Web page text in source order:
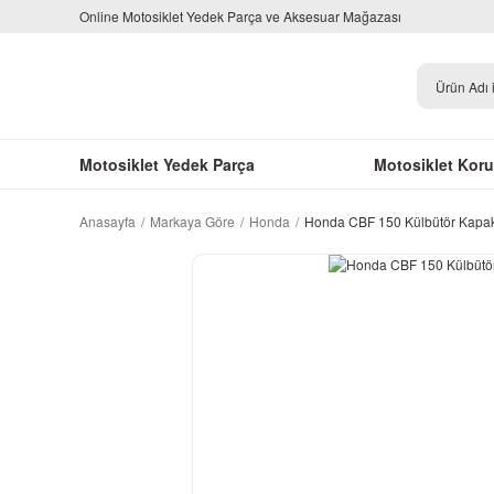
Online Motosiklet Yedek Parça ve Aksesuar Mağazası
Motosiklet Yedek Parça Motosiklet
Anasayfa Markaya Göre Honda Honda CBF 150 Külbütör